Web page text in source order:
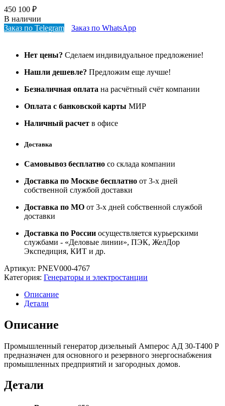
450 100 ₽
В наличии
Заказ по Telegram
Заказ по WhatsApp
Нет цены? Сделаем индивидуальное предложение!
Нашли дешевле? Предложим еще лучше!
Безналичная оплата на расчётный счёт компании
Оплата с банковской карты МИР
Наличный расчет в офисе
Доставка
Самовывоз бесплатно со склада компании
Доставка по Москве бесплатно от 3-х дней
собственной службой доставки
Доставка по МО от 3-х дней собственной службой
доставки
Доставка по России осуществляется курьерскими
службами - «Деловые линии», ПЭК, ЖелДор
Экспедиция, КИТ и др.
Артикул: PNEV000-4767
Категория: Генераторы и электростанции
Описание
Детали
Описание
Промышленный генератор дизельный Амперос АД 30-Т400 Р
предназначен для основного и резервного энергоснабжения
промышленных предприятий и загородных домов.
Детали